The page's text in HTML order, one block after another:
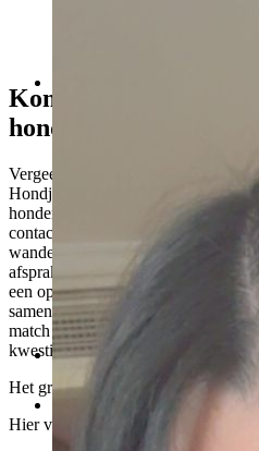
Kom in contact met
hondenoppas in Almere
Vergeet je standaard
Hondjeuitlaten.nl om in contact te
hondenoppas in Almere. Om tot de
contact opnemen met meerdere
wandelmaatje kiezen waar je het
afspraken maken met meerdere
een oppas voor meerdere dagen
samen een kopje koffie drinken om
match zijn en de hond zich ook
kwestie.
Het grootste netwerk van
Hier vinden baasjes en vrijwilligers